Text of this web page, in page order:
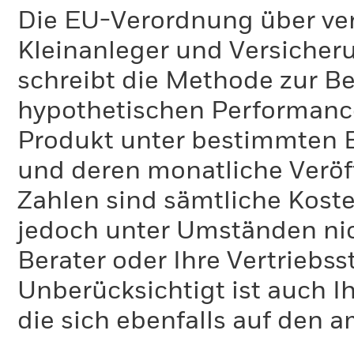
Die EU-Verordnung über
Kleinanleger und
schreibt die Methode zur
hypothetischen
Produkt unter bestimmten
und deren monatliche
Zahlen sind sämtliche
jedoch unter Umständen
Berater oder Ihre
Unberücksichtigt ist auch
die sich ebenfalls auf den